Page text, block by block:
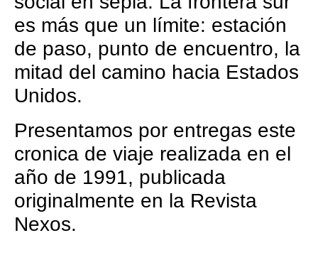
es más que un límite: estación
de paso, punto de encuentro, la
mitad del camino hacia Estados
Unidos.
Presentamos por entregas este
cronica de viaje realizada en el
año de 1991, publicada
originalmente en la Revista
Nexos.